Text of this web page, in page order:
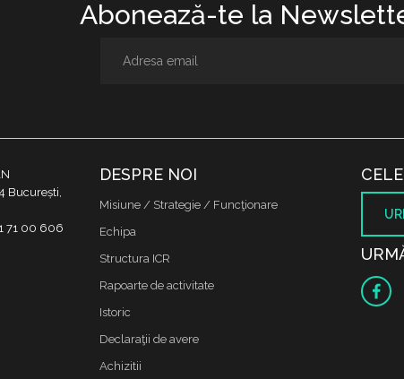
Abonează-te la
București,
71 00 606
DESPRE NOI
Misiune / Strategie / Funcţionare
Echipa
Structura ICR
Rapoarte de activitate
Istoric
Declaraţii de avere
Achizitii